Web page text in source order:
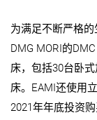
为满足不断严格
DMG MORI的
床，包括30台卧
床。EAMI还使用
2021年年底投资